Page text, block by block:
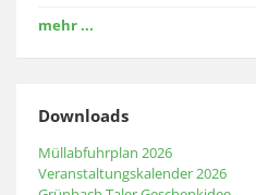
mehr ...
Downloads
Müllabfuhrplan 2026
Veranstaltungskalender 2026